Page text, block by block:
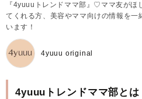
『4yuuuトレンドママ部』♡ママ友がほ
てくれる方、美容やママ向けの情報を一
います！
4yuuu original
4yuuuトレンドママ部とは